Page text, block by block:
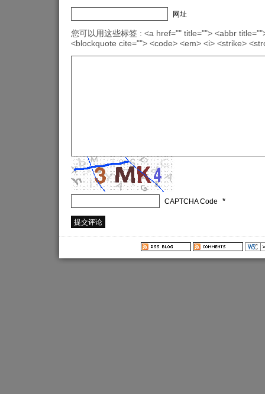
网址
您可以用这些标签 : <a href="" title=""> <abbr
<blockquote cite=""> <code> <em> <i> <strike>
CAPTCHA Code *